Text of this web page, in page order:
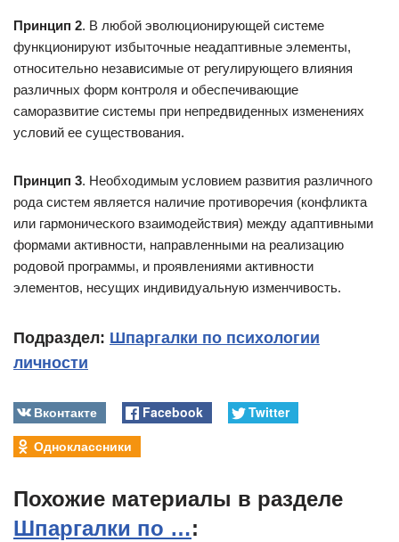
Принцип 2. В любой эволюционирующей системе
функционируют избыточные неадаптивные элементы,
относительно независимые от регулирующего влияния
различных форм контроля и обеспечивающие
саморазвитие системы при непредвиденных изменениях
условий ее существования.
Принцип 3. Необходимым условием развития различного
рода систем является наличие противоречия (конфликта
или гармонического взаимодействия) между адаптивными
формами активности, направленными на реализацию
родовой программы, и проявлениями активности
элементов, несущих индивидуальную изменчивость.
Подраздел: Шпаргалки по психологии
личности
Вконтакте Facebook
Twitter
Одноклассники
Похожие материалы в разделе
Шпаргалки по …: